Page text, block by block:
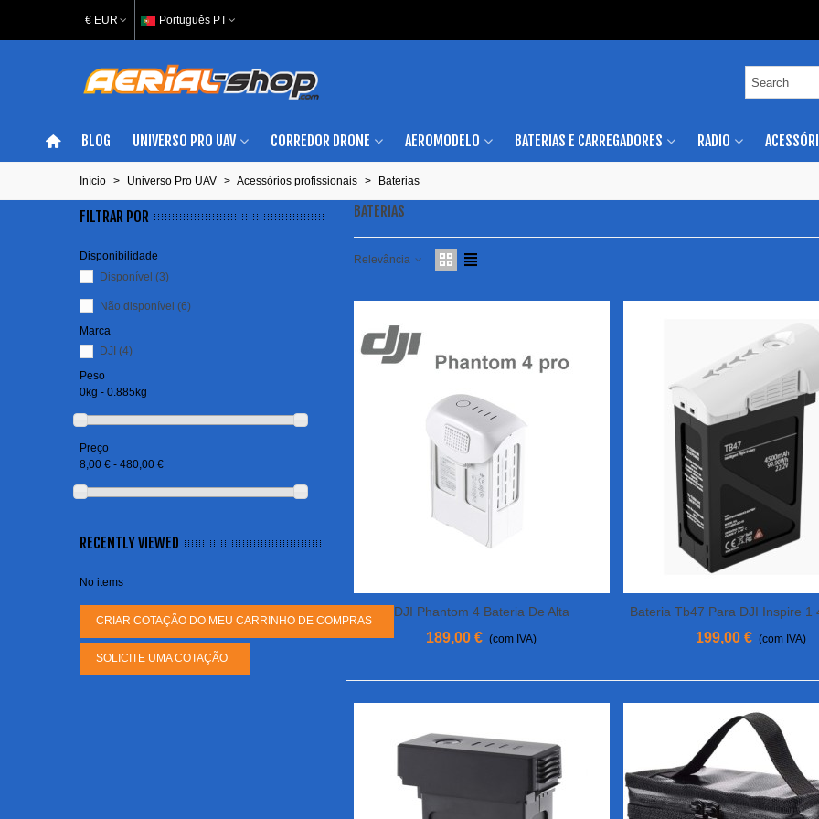
€ EUR Português PT
BLOG UNIVERSO PRO UAV CORREDOR DRONE AEROMODELO BATERIAS E CARREGADORES RADIO
Início > Universo Pro UAV > Acessórios profissionais > Baterias
FILTRAR POR
Disponibilidade
Disponível (3)
Não disponível (6)
Marca
DJI (4)
Peso
0kg - 0.885kg
Preço
8,00 € - 480,00 €
RECENTLY VIEWED
No items
CRIAR COTAÇÃO DO MEU CARRINHO DE COMPRAS
SOLICITE UMA COTAÇÃO
BATERIAS
Relevância
View More
DJI Phantom 4 Bateria De Alta
Capacidade (5870 MAh)
189,00 € (com IVA)
View More
Bateria Tb47 Para DJI Inspire 1
199,00 € (com IVA)